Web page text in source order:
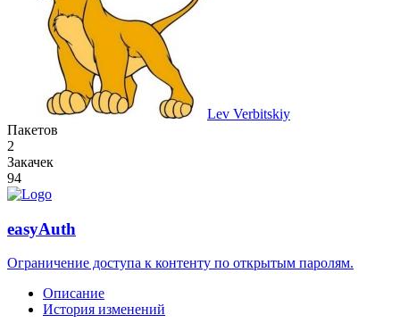
Lev Verbitskiy
Пакетов
2
Закачек
94
easyAuth
Ограничение доступа к контенту по открытым паролям.
Описание
История изменений